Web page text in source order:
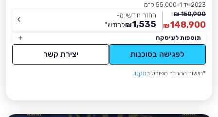
2023 יד 1
55,000 ק״מ
150,900 ₪
148,900
₪
החזר חודשי מ-
1,535
₪לחודש*
תוספות לעיסקה
לפגישה בסוכנות יצירת קשר
*חישוב ההחזר מפורט בתקנון